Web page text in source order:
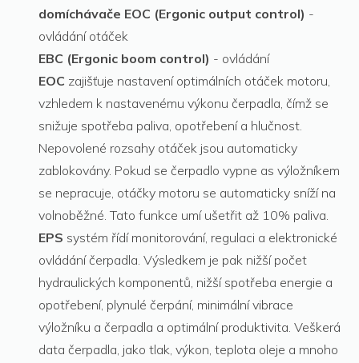
domíchávače EOC (Ergonic output control) -
ovládání otáček
EBC (Ergonic boom control) - ovládání
EOC zajišťuje nastavení optimálních otáček motoru,
vzhledem k nastavenému výkonu čerpadla, čímž se
snižuje spotřeba paliva, opotřebení a hlučnost.
Nepovolené rozsahy otáček jsou automaticky
zablokovány. Pokud se čerpadlo vypne as výložníkem
se nepracuje, otáčky motoru se automaticky sníží na
volnoběžné. Tato funkce umí ušetřit až 10% paliva.
EPS systém řídí monitorování, regulaci a elektronické
ovládání čerpadla. Výsledkem je pak nižší počet
hydraulických komponentů, nižší spotřeba energie a
opotřebení, plynulé čerpání, minimální vibrace
výložníku a čerpadla a optimální produktivita. Veškerá
data čerpadla, jako tlak, výkon, teplota oleje a mnoho